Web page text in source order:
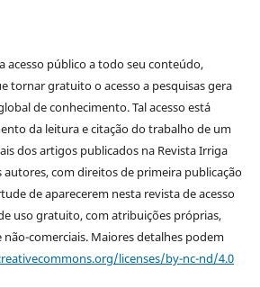
acesso público a todo seu conteúdo,
tornar gratuito o acesso a pesquisas gera
de conhecimento. Tal acesso está
da leitura e citação do trabalho de um
dos artigos publicados na Revista Irriga
com direitos de primeira publicação
de aparecerem nesta revista de acesso
uso gratuito, com atribuições próprias,
não-comerciais. Maiores detalhes podem
licenses/by-nc-nd/4.0